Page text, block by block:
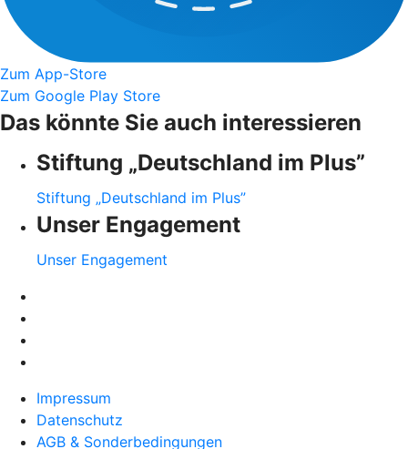
Zum App-Store
Zum Google Play Store
Das könnte Sie auch interessieren
Stiftung „Deutschland im Plus”
Stiftung „Deutschland im Plus”
Unser Engagement
Unser Engagement
Impressum
Datenschutz
AGB & Sonderbedingungen